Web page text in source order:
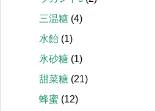
三温糖 (4)
水飴 (1)
氷砂糖 (1)
甜菜糖 (21)
蜂蜜 (12)